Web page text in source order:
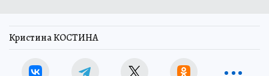
Кристина КОСТИНА